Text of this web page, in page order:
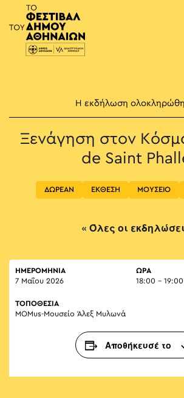
Κύρια
Η εκδήλωση
Ξενάγηση στον
de Saint
ΔΩΡΕΑΝ ΕΚΘΕΣΗ ΜΟΥΣΕΙΟ
« Όλες οι
ΗΜΕΡΟΜΗΝΙΑ
7 Μαΐου 2026
ΏΡΑ
18:00 - 19:00
ΤΟΠΟΘΕΣΙΑ
MOMus-Μουσείο Άλεξ Μυλωνά
Αποθήκευσέ το